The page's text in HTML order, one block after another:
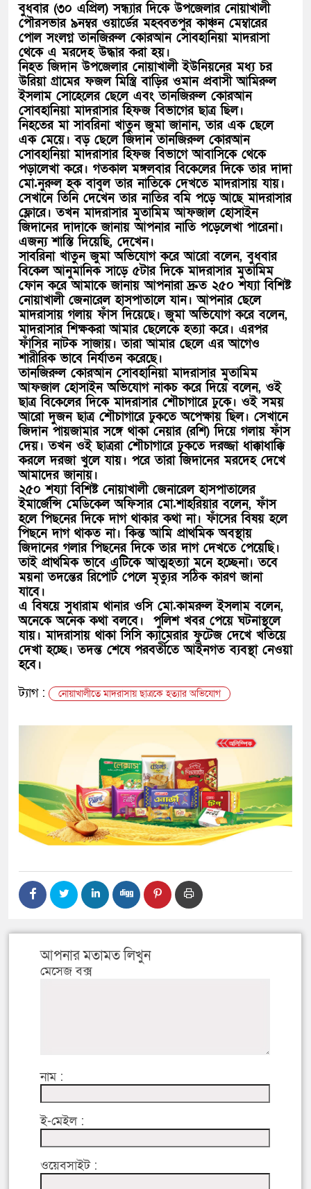
বুধবার (৩০ এপ্রিল) সন্ধ্যার দিকে উপজেলার নোয়াখালী
পৌরসভার ৯নম্বর ওয়ার্ডের মহব্বতপুর কাঞ্চন মেম্বারের
পোল সংলগ্ন তানজিরুল কোরআন সোবহানিয়া মাদরাসা
থেকে এ মরদেহ উদ্ধার করা হয়।
নিহত জিদান উপজেলার নোয়াখালী ইউনিয়নের মধ্য চর
উরিয়া গ্রামের ফজল মিস্ত্রি বাড়ির ওমান প্রবাসী আমিরুল
ইসলাম সোহেলের ছেলে এবং তানজিরুল কোরআন
সোবহানিয়া মাদরাসার হিফজ বিভাগের ছাত্র ছিল।
নিহতের মা সাবরিনা খাতুন জুমা জানান, তার এক ছেলে
এক মেয়ে। বড় ছেলে জিদান তানজিরুল কোরআন
সোবহানিয়া মাদরাসার হিফজ বিভাগে আবাসিকে থেকে
পড়ালেখা করে। গতকাল মঙ্গলবার বিকেলের দিকে তার দাদা
মো.নুরুল হক বাবুল তার নাতিকে দেখতে মাদরাসায় যায়।
সেখানে তিনি দেখেন তার নাতির বমি পড়ে আছে মাদরাসার
ফ্লোরে। তখন মাদরাসার মুতামিম আফজাল হোসাইন
জিদানের দাদাকে জানায় আপনার নাতি পড়েলেখা পারেনা।
এজন্য শাস্তি দিয়েছি, দেখেন।
সাবরিনা খাতুন জুমা অভিযোগ করে আরো বলেন, বুধবার
বিকেল আনুমানিক সাড়ে ৫টার দিকে মাদরাসার মুতামিম
ফোন করে আমাকে জানায় আপনারা দ্রুত ২৫০ শয্যা বিশিষ্ট
নোয়াখালী জেনারেল হাসপাতালে যান। আপনার ছেলে
মাদরাসায় গলায় ফাঁস দিয়েছে। জুমা অভিযোগ করে বলেন,
মাদরাসার শিক্ষকরা আমার ছেলেকে হত্যা করে। এরপর
ফাঁসির নাটক সাজায়। তারা আমার ছেলে এর আগেও
শারীরিক ভাবে নির্যাতন করেছে।
তানজিরুল কোরআন সোবহানিয়া মাদরাসার মুতামিম
আফজাল হোসাইন অভিযোগ নাকচ করে দিয়ে বলেন, ওই
ছাত্র বিকেলের দিকে মাদরাসার শৌচাগারে ঢুকে। ওই সময়
আরো দুজন ছাত্র শৌচাগারে ঢুকতে অপেক্ষায় ছিল। সেখানে
জিদান পায়জামার সঙ্গে থাকা নেয়ার (রশি) দিয়ে গলায় ফাঁস
দেয়। তখন ওই ছাত্ররা শৌচাগারে ঢুকতে দরজ্জা ধাক্কাধাক্কি
করলে দরজা খুলে যায়। পরে তারা জিদানের মরদেহ দেখে
আমাদের জানায়।
২৫০ শয্যা বিশিষ্ট নোয়াখালী জেনারেল হাসপাতালের
ইমার্জেন্সি মেডিকেল অফিসার মো.শাহরিয়ার বলেন, ফাঁস
হলে পিছনের দিকে দাগ থাকার কথা না। ফাঁসের বিষয় হলে
পিছনে দাগ থাকত না। কিন্ত আমি প্রাথমিক অবস্থায়
জিদানের গলার পিছনের দিকে তার দাগ দেখতে পেয়েছি।
তাই প্রাথমিক ভাবে এটিকে আত্মহত্যা মনে হচ্ছেনা। তবে
ময়না তদন্তের রিপোর্ট পেলে মৃত্যুর সঠিক কারণ জানা
যাবে।
এ বিষয়ে সুধারাম থানার ওসি মো.কামরুল ইসলাম বলেন,
অনেকে অনেক কথা বলবে। পুলিশ খবর পেয়ে ঘটনাস্থলে
যায়। মাদরাসায় থাকা সিসি ক্যামেরার ফুটেজ দেখে খতিয়ে
দেখা হচ্ছে। তদন্ত শেষে পরবর্তীতে আইনগত ব্যবস্থা নেওয়া
হবে।
ট্যাগ :
নোয়াখালীতে মাদরাসায় ছাত্রকে হত্যার অভিযোগ
আপনার মতামত লিখুন
মেসেজ বক্স
নাম :
ই-মেইল :
ওয়েবসাইট :